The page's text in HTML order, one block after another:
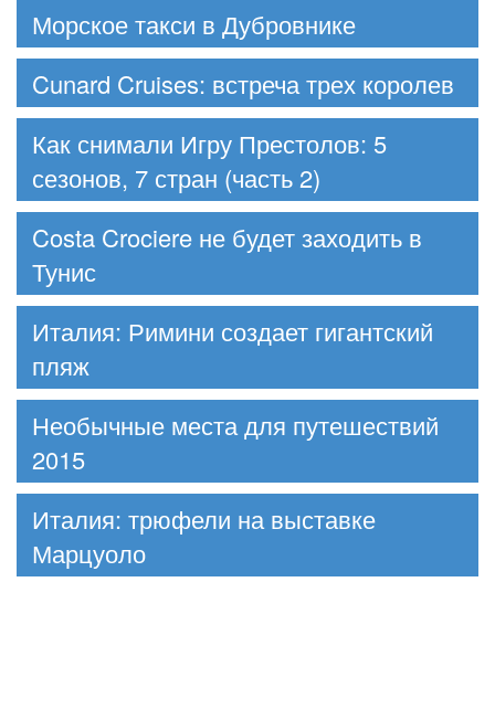
Морское такси в Дубровнике
Cunard Cruises: встреча трех королев
Как снимали Игру Престолов: 5
сезонов, 7 стран (часть 2)
Costa Crociere не будет заходить в
Тунис
Италия: Римини создает гигантский
пляж
Необычные места для путешествий
2015
Италия: трюфели на выставке
Марцуоло